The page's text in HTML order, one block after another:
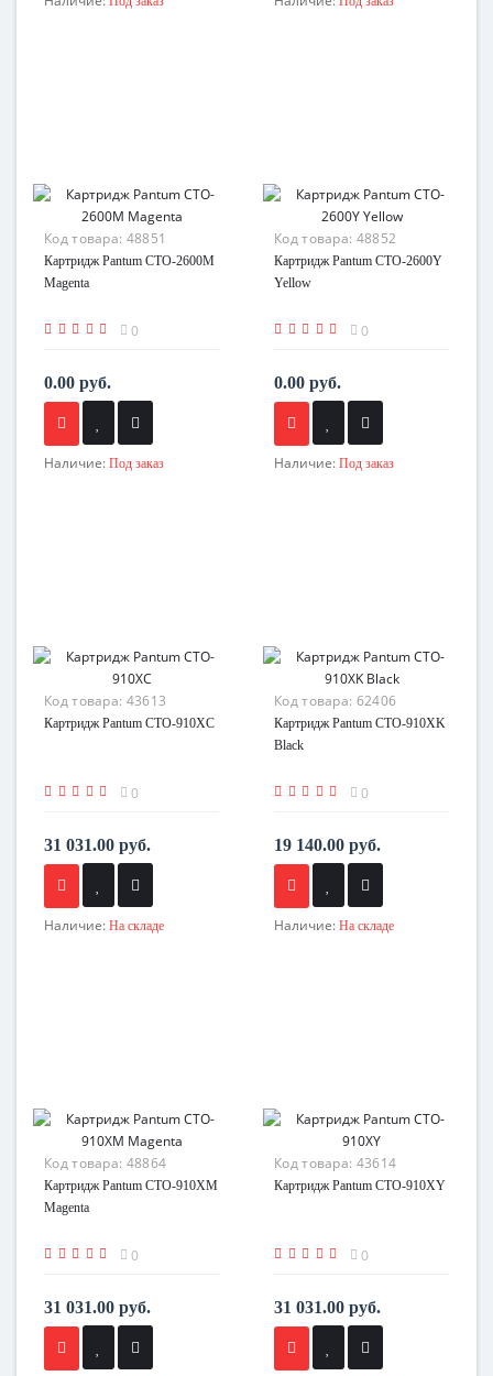
Код товара: 48851
Картридж Pantum CTO-2600M
Magenta
0
0.00 руб.
Наличие: Под заказ
Код товара: 48852
Картридж Pantum CTO-2600Y
Yellow
0
0.00 руб.
Наличие: Под заказ
Код товара: 43613
Картридж Pantum CTO-910XC
0
31 031.00 руб.
Наличие: На складе
Код товара: 62406
Картридж Pantum CTO-910XK
Black
0
19 140.00 руб.
Наличие: На складе
Код товара: 48864
Картридж Pantum CTO-910XM
Magenta
0
31 031.00 руб.
Код товара: 43614
Картридж Pantum CTO-910XY
0
31 031.00 руб.